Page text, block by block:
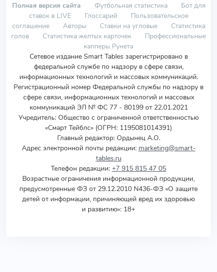
Полная версия сайта Футбольная статистика
Бот для
ставок в LIVE
Глоссарий
Пользовательское
соглашение
Авторы Ставки на угловые
Статистика
голов
Статистика желтых карточек
Профессиональные
капперы Рунета
Сетевое издание Smart Tables зарегистрировано в
федеральной службе по надзору в сфере связи,
информационных технологий и массовых коммуникаций.
Регистрационный номер Федеральной службы по надзору в
сфере связи, информационных технологий и массовых
коммуникаций ЭЛ № ФС 77 - 80199 от 22.01.2021
Учредитель: Общество с ограниченной ответственностью
«Смарт Тейблс» (ОГРН: 1195081014391)
Главный редактор: Ордынец А.О.
Адрес электронной почты редакции: marketing@smart-
tables.ru
Телефон редакции: +7 915 815 47 05
Возрастные ограничения информационной продукции,
предусмотренные ФЗ от 29.12.2010 N436-ФЗ «О защите
детей от информации, причиняющей вред их здоровью
и развитию»: 18+